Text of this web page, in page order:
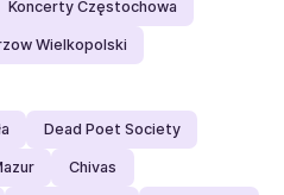
Koncerty Częstochowa
Wielkopolski
Dead Poet Society
Chivas